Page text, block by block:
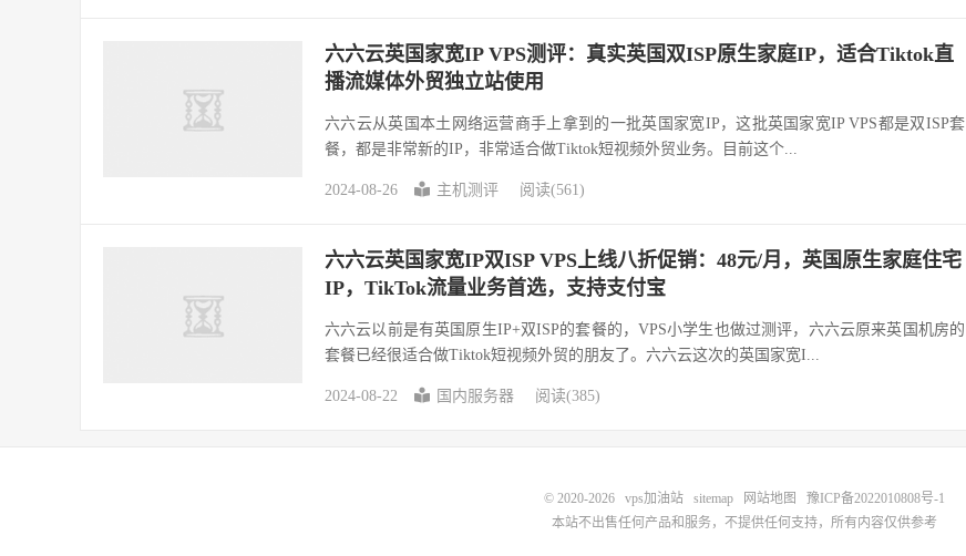
六六云英国家宽IP VPS测评：真实英国双ISP原生家庭IP，适合Tiktok直
播流媒体外贸独立站使用
六六云从英国本土网络运营商手上拿到的一批英国家宽IP，这批英国家宽IP VPS都是双ISP套
餐，都是非常新的IP，非常适合做Tiktok短视频外贸业务。目前这个...
2024-08-26 主机测评 阅读(561)
六六云英国家宽IP双ISP VPS上线八折促销：48元/月，英国原生家庭住宅
IP，TikTok流量业务首选，支持支付宝
六六云以前是有英国原生IP+双ISP的套餐的，VPS小学生也做过测评，六六云原来英国机房的
套餐已经很适合做Tiktok短视频外贸的朋友了。六六云这次的英国家宽I...
2024-08-22 国内服务器 阅读(385)
© 2020-2026 vps加油站 sitemap 网站地图
豫ICP备2022010808号-1
本站不出售任何产品和服务，不提供任何支持，所有内容仅供参考